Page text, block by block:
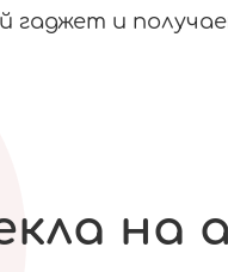
гаджет и
на